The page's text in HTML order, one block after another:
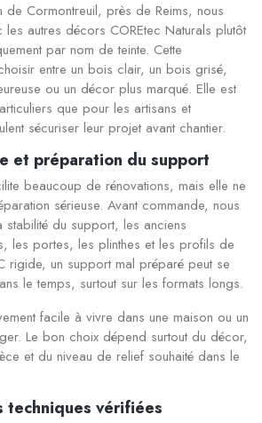
de Cormontreuil, près de Reims, nous
autres décors COREtec Naturals plutôt
par nom de teinte. Cette
entre un bois clair, un bois grisé,
ou un décor plus marqué. Elle est
que pour les artisans et
sécuriser leur projet avant chantier.
et préparation du support
beaucoup de rénovations, mais elle ne
sérieuse. Avant commande, nous
stabilité du support, les anciens
les portes, les plinthes et les profils de
rigide, un support mal préparé peut se
le temps, surtout sur les formats longs.
facile à vivre dans une maison ou un
Le bon choix dépend surtout du décor,
et du niveau de relief souhaité dans le
techniques vérifiées